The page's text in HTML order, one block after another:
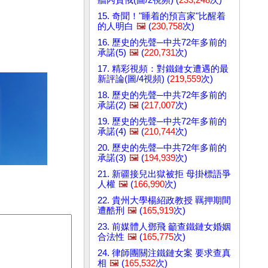
15. 奇聞！"睡着的預言家"比醒着
的人明白 🖼️ (230,758次)
16. 歷史的先聲─中共72年多前的
承諾(5) 🖼️ (220,731次)
17. 精彩視頻：對鐵鏈女遭遇的最
新評論(圖/4視頻) (219,559次)
18. 歷史的先聲─中共72年多前的
承諾(2) 🖼️ (217,007次)
19. 歷史的先聲─中共72年多前的
承諾(4) 🖼️ (210,744次)
20. 歷史的先聲─中共72年多前的
承諾(3) 🖼️ (194,939次)
21. 新疆接兒出獄被拒 母掛標語爭
人權 🖼️ (166,990次)
22. 貴州大學楊紹政教授 羈押期間
遭酷刑 🖼️ (165,919次)
23. 前媒體人鄧飛 籲查鐵鏈女婚姻
合法性 🖼️ (165,775次)
24. 律師團關注鐵鏈女案 要求查真
相 🖼️ (165,532次)